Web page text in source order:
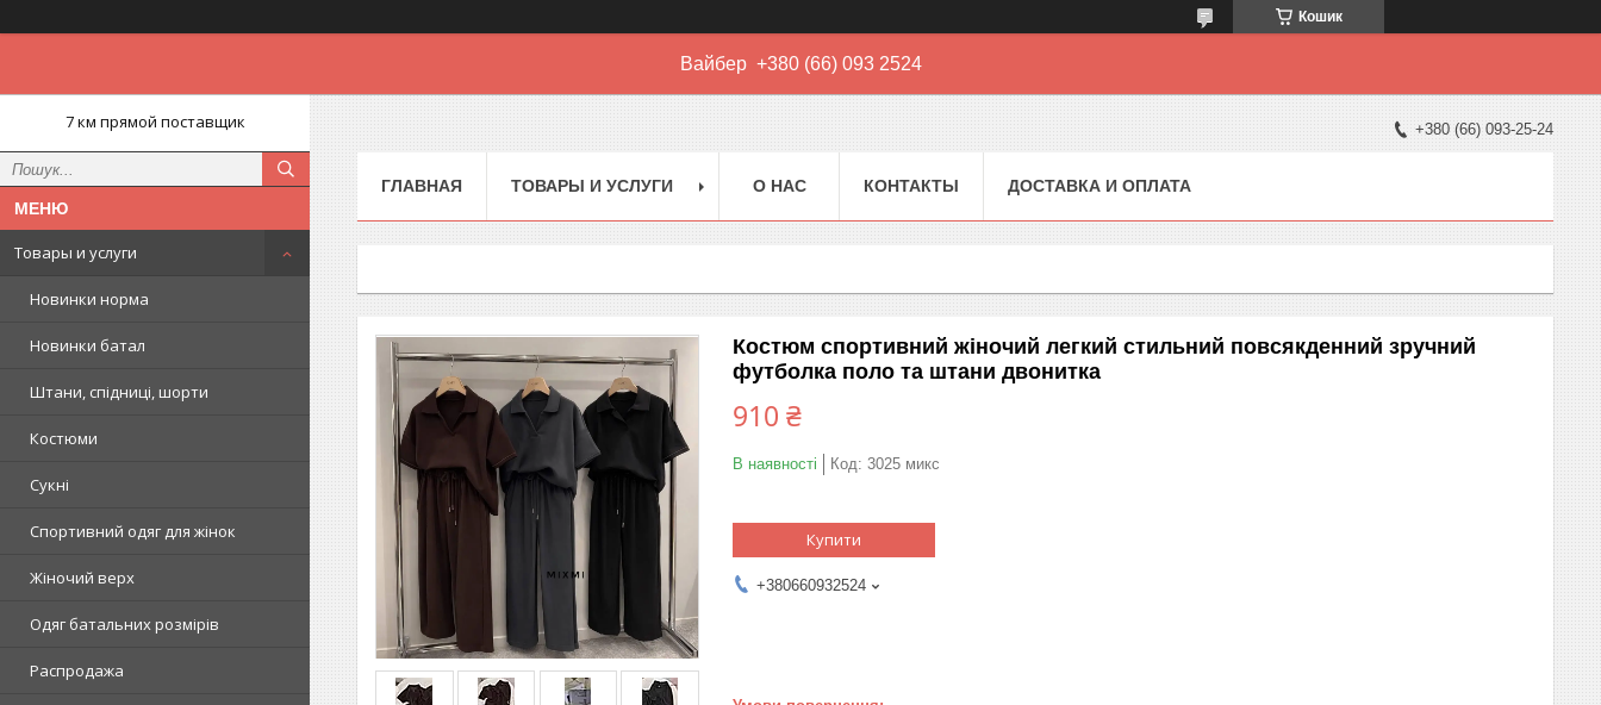
Кошик
Вайбер +380 (66) 093 2524
7 км прямой поставщик
Товары и услуги
Новинки норма
Новинки батал
Штани, спідниці, шорти
Костюми
Сукні
Спортивний одяг для жінок
Жіночий верх
Одяг батальних розмірів
Распродажа
+380 (66) 093-25-24
ГЛАВНАЯ ТОВАРЫ И УСЛУГИ О НАС КОНТАКТЫ ДОСТАВКА И ОПЛАТА
Костюм спортивний жіночий легкий стильний повсякденний зручний
футболка поло та штани двонитка
910 ₴
В наявності Код: 3025 микс
Купити
+380660932524